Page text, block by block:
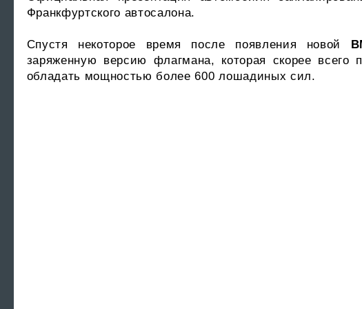
Франкфуртского автосалона.
Спустя некоторое время после появления новой
заряженную версию флагмана, которая скорее всего
обладать мощностью более 600 лошадиных сил.